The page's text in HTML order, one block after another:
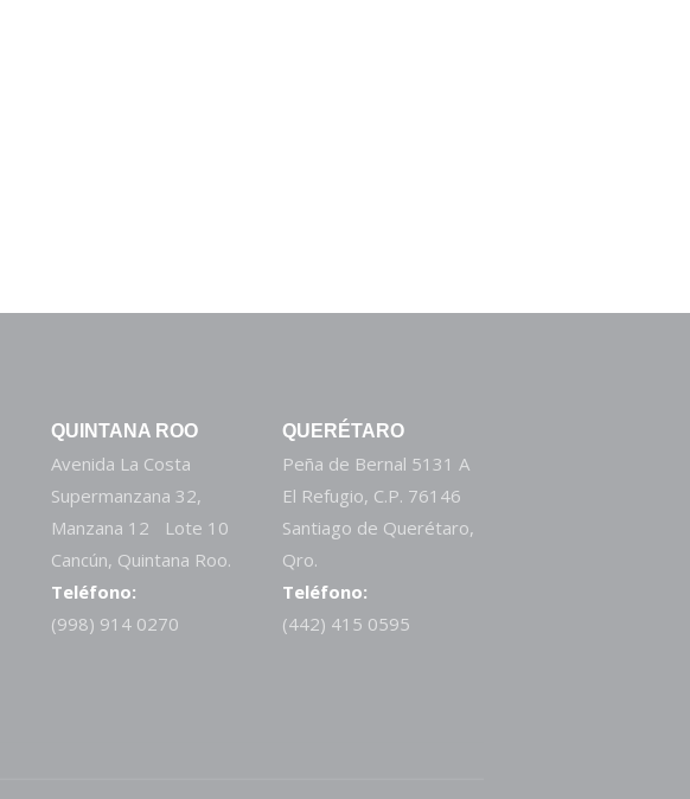
QUINTANA ROO
Avenida La Costa
Supermanzana 32,
Manzana 12 Lote 10
Cancún, Quintana Roo.
Teléfono:
(998) 914 0270
QUERÉTARO
Peña de Bernal 5131 A
El Refugio, C.P. 76146
Santiago de Querétaro,
Qro.
Teléfono:
(442) 415 0595